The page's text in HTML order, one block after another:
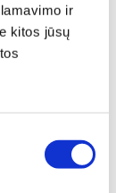
ir
kitos jūsų
€